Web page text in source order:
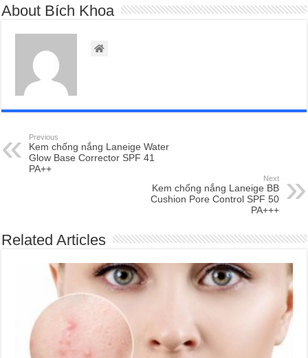
About Bích Khoa
Previous
Kem chống nắng Laneige Water
Glow Base Corrector SPF 41
PA++
Next
Kem chống nắng Laneige BB
Cushion Pore Control SPF 50
PA+++
Related Articles